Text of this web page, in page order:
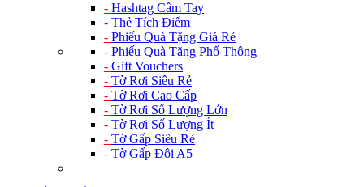
- Hashtag Cầm Tay
- Thẻ Tích Điểm
- Phiếu Quà Tặng Giá Rẻ
- Phiếu Quà Tặng Phổ Thông
- Gift Vouchers
- Tờ Rơi Siêu Rẻ
- Tờ Rơi Cao Cấp
- Tờ Rơi Số Lượng Lớn
- Tờ Rơi Số Lượng Ít
- Tờ Gấp Siêu Rẻ
- Tờ Gấp Đôi A5